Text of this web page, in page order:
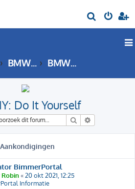
o
BMW X6 - F16 forum BMW X6 (F16) DIY: Do It Yourself
Do It Yourself
Zoek
Aankondigingen
BimmerPortal
Robin«20 okt 2021, 12:25
Informatie